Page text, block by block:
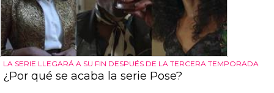
LA SERIE LLEGARÁ A SU FIN DESPUÉS DE LA TERCERA TEMPORADA
¿Por qué se acaba la serie Pose?